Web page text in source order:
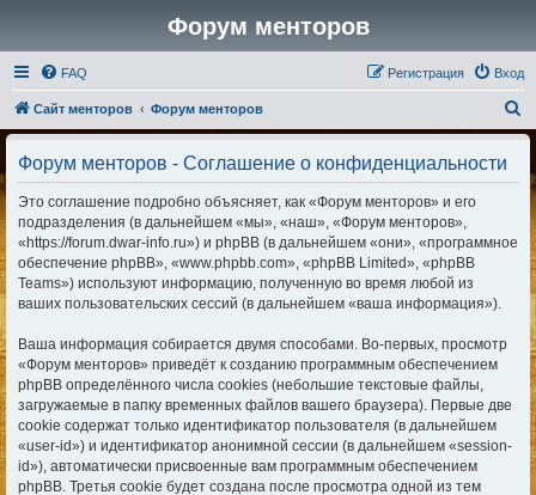
Форум менторов
FAQ Вход
Регистрация
Сайт менторов Форум менторов
о
Форум менторов - Соглашение о конфиденциальности
Это соглашение подробно объясняет, как «Форум менторов» и его
подразделения (в дальнейшем «мы», «наш», «Форум менторов»,
«https://forum.dwar-info.ru») и phpBB (в дальнейшем «они», «программное
обеспечение phpBB», «www.phpbb.com», «phpBB Limited», «phpBB
Teams») используют информацию, полученную во время любой из
ваших пользовательских сессий (в дальнейшем «ваша информация»).
Ваша информация собирается двумя способами. Во-первых, просмотр
«Форум менторов» приведёт к созданию программным обеспечением
phpBB определённого числа cookies (небольшие текстовые файлы,
загружаемые в папку временных файлов вашего браузера). Первые две
cookie содержат только идентификатор пользователя (в дальнейшем
«user-id») и идентификатор анонимной сессии (в дальнейшем «session-
id»), автоматически присвоенные вам программным обеспечением
phpBB. Третья cookie будет создана после просмотра одной из тем